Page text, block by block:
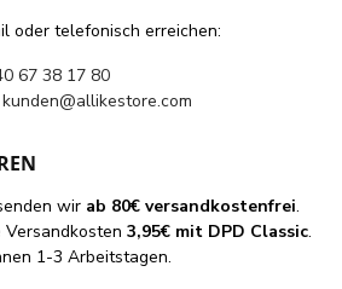
oder telefonisch erreichen:
67 38 17 80
kunden@allikestore.com
wir ab 80€ versandkostenfrei.
3,95€ mit DPD Classic.
1-3 Arbeitstagen.